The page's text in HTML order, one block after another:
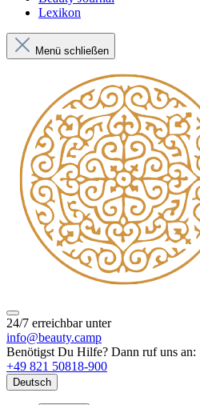
Lexikon
Menü schließen
24/7 erreichbar unter
info@beauty.camp
Benötigst Du Hilfe? Dann ruf uns an:
+49 821 50818-900
Deutsch